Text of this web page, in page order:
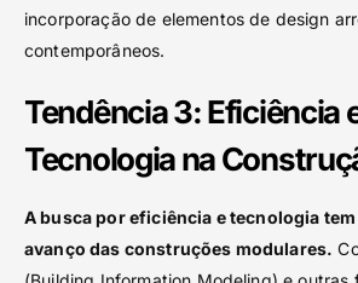
incorporação de elementos de design
contemporâneos.
Tendência 3: Eficiência
Tecnologia na
A busca por eficiência e tecnologia
avanço das construções modulares.